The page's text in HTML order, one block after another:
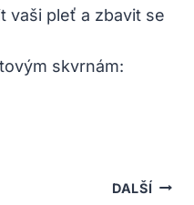
vaši pleť a zbavit se
DALŠÍ